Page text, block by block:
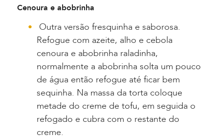
Cenoura e abobrinha
Outra versão fresquinha e saborosa.
Refogue com azeite, alho e cebola
cenoura e abobrinha raladinha,
normalmente a abobrinha solta um pouco
de água então refogue até ficar bem
sequinha. Na massa da torta coloque
metade do creme de tofu, em seguida o
refogado e cubra com o restante do
creme.